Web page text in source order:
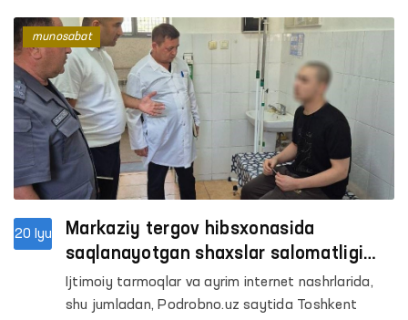
20 Iyu
Markaziy tergov hibsxonasida
saqlanayotgan shaxslar salomatligi
bilan bog‘liq xabarlar o‘rganildi
Ijtimoiy tarmoqlar va ayrim internet nashrlarida,
shu jumladan, Podrobno.uz saytida Toshkent
munosabat